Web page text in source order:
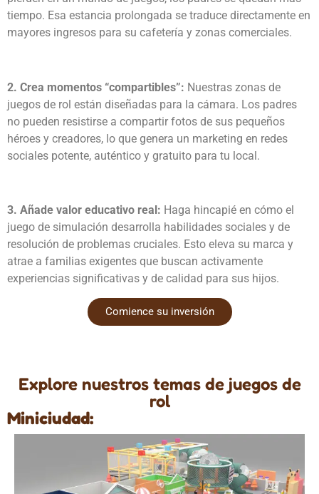
tiempo. Esa estancia prolongada se traduce directamente en
mayores ingresos para su cafetería y zonas comerciales.
2. Crea momentos “compartibles”: Nuestras zonas de
juegos de rol están diseñadas para la cámara. Los padres
no pueden resistirse a compartir fotos de sus pequeños
héroes y creadores, lo que genera un marketing en redes
sociales potente, auténtico y gratuito para tu local.
3. Añade valor educativo real: Haga hincapié en cómo el
juego de simulación desarrolla habilidades sociales y de
resolución de problemas cruciales. Esto eleva su marca y
atrae a familias exigentes que buscan activamente
experiencias significativas y de calidad para sus hijos.
Comience su inversión
Explore nuestros temas de juegos de
rol
Miniciudad: